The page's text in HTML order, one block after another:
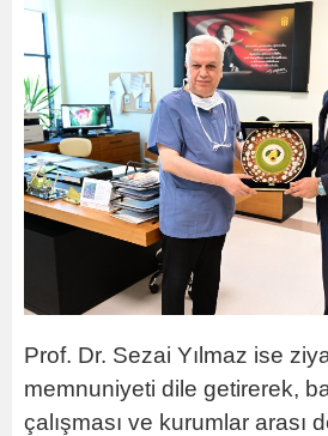
Prof. Dr. Sezai Yılmaz ise
memnuniyeti dile getirerek,
çalışması ve kurumlar arası